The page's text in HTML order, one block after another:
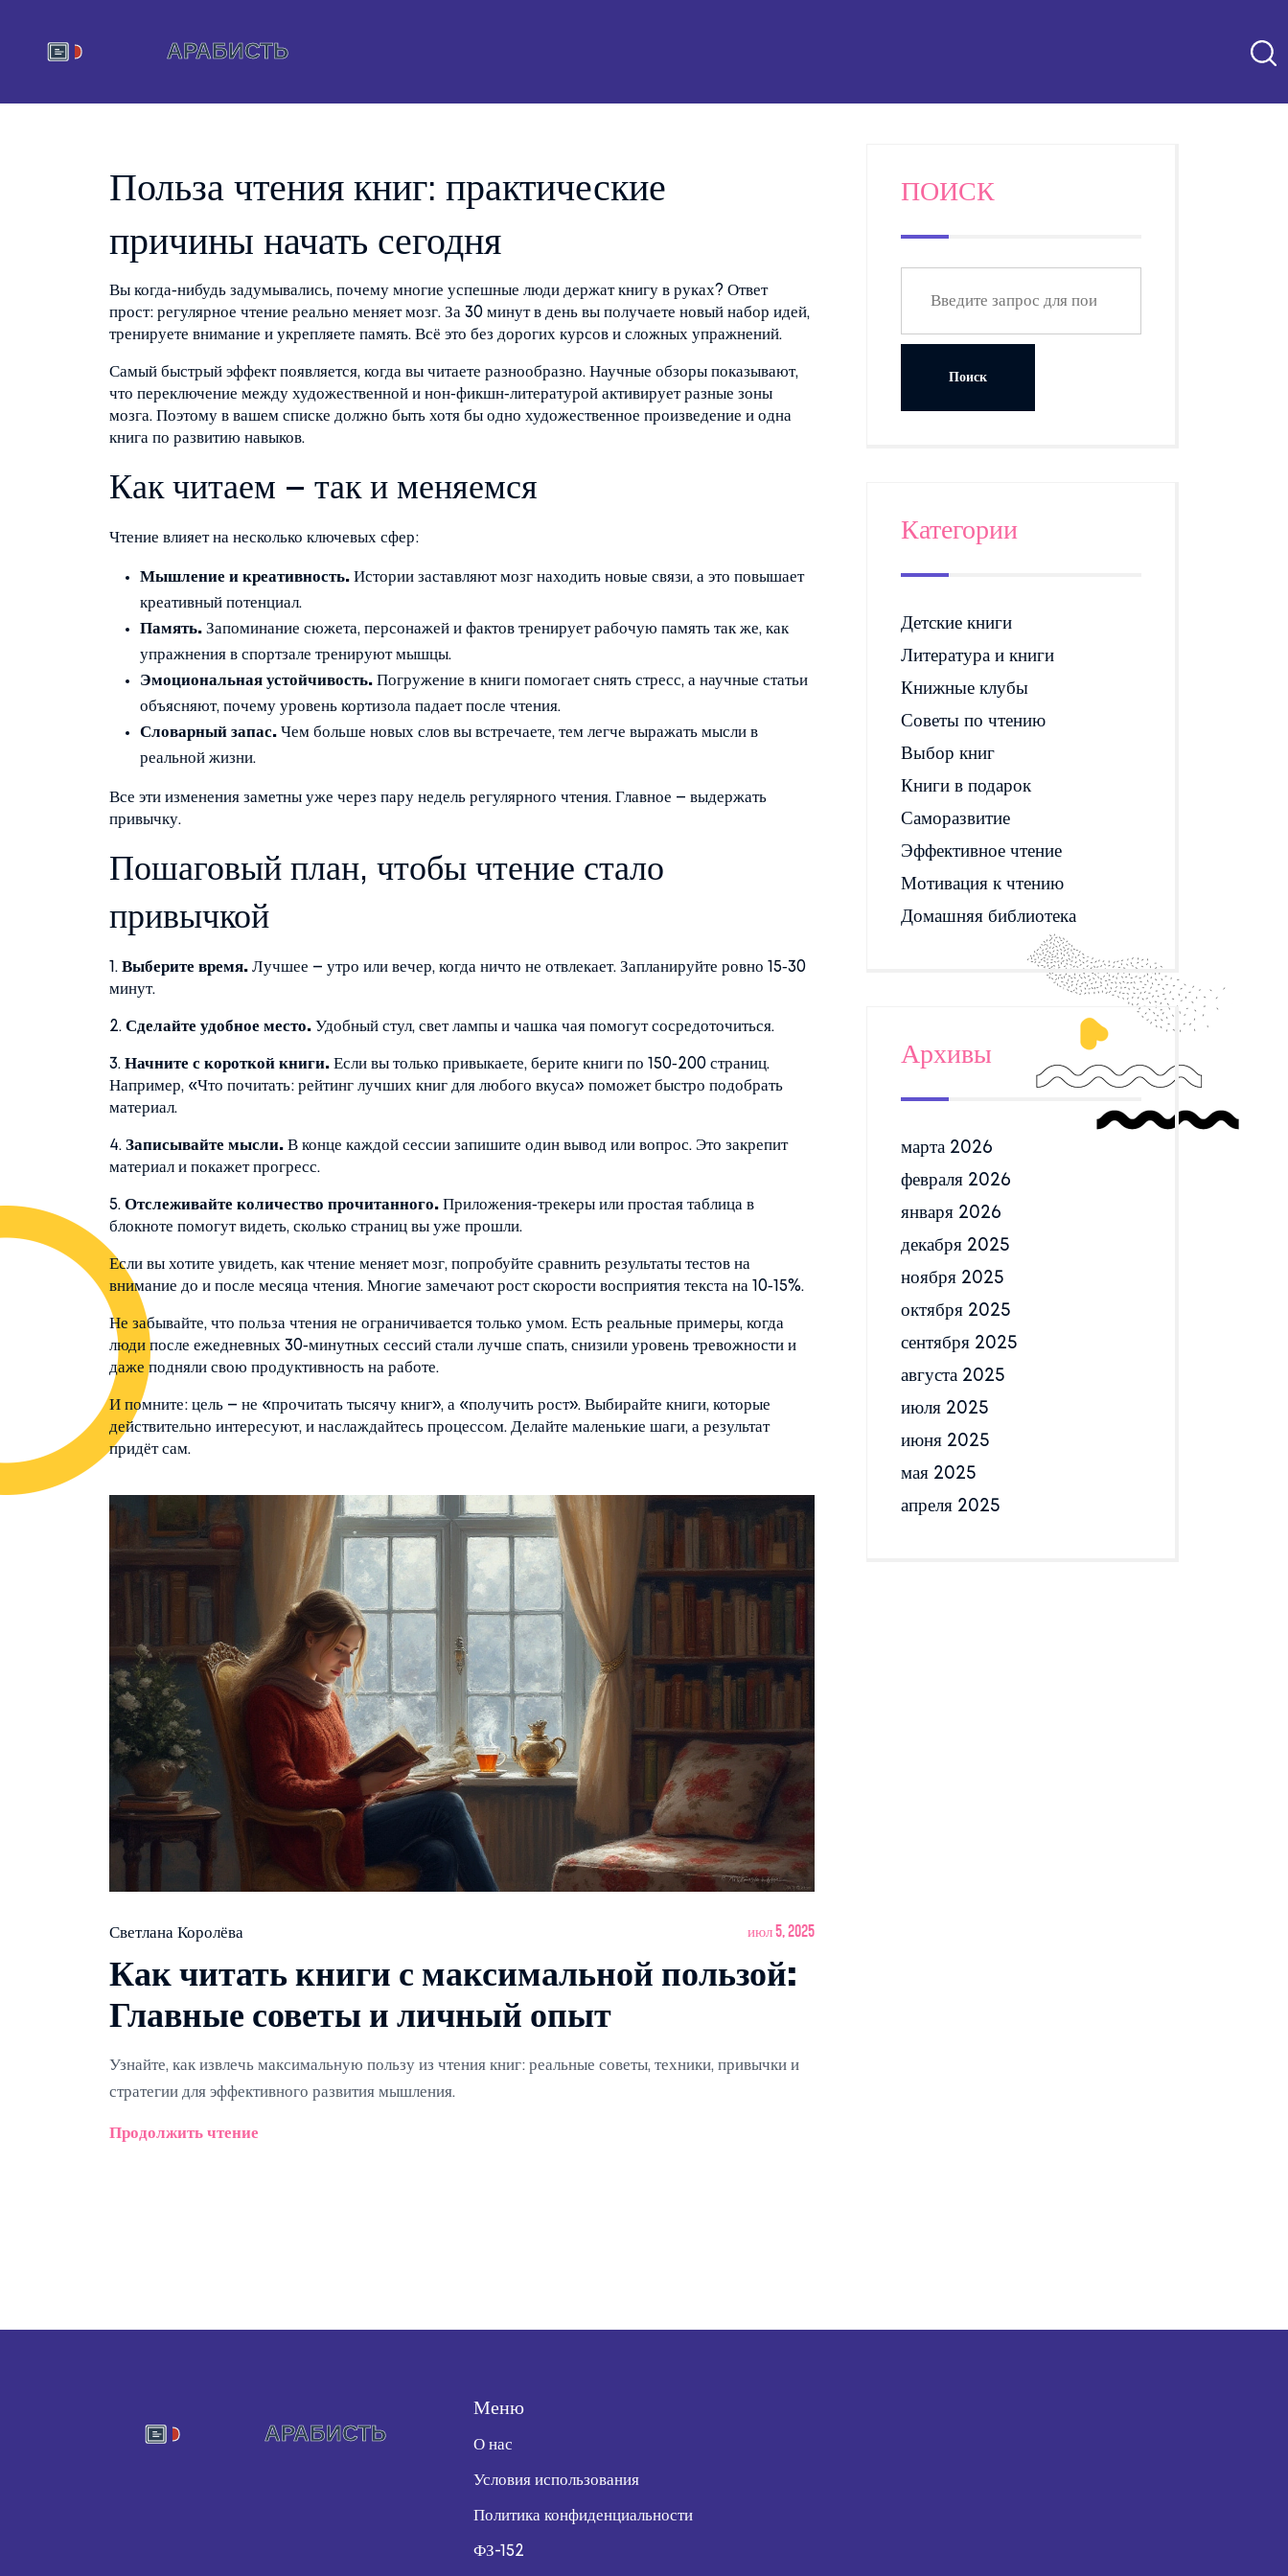
Польза чтения книг: практические
причины начать сегодня
Вы когда‑нибудь задумывались, почему многие успешные люди держат книгу в руках? Ответ
прост: регулярное чтение реально меняет мозг. За 30 минут в день вы получаете новый набор идей,
тренируете внимание и укрепляете память. Всё это без дорогих курсов и сложных упражнений.
Самый быстрый эффект появляется, когда вы читаете разнообразно. Научные обзоры показывают,
что переключение между художественной и нон‑фикшн‑литературой активирует разные зоны
мозга. Поэтому в вашем списке должно быть хотя бы одно художественное произведение и одна
книга по развитию навыков.
Как читаем – так и меняемся
Чтение влияет на несколько ключевых сфер:
Мышление и креативность. Истории заставляют мозг находить новые связи, а это повышает
креативный потенциал.
Память. Запоминание сюжета, персонажей и фактов тренирует рабочую память так же, как
упражнения в спортзале тренируют мышцы.
Эмоциональная устойчивость. Погружение в книги помогает снять стресс, а научные статьи
объясняют, почему уровень кортизола падает после чтения.
Словарный запас. Чем больше новых слов вы встречаете, тем легче выражать мысли в
реальной жизни.
Все эти изменения заметны уже через пару недель регулярного чтения. Главное – выдержать
привычку.
Пошаговый план, чтобы чтение стало
привычкой
1. Выберите время. Лучшее – утро или вечер, когда ничто не отвлекает. Запланируйте ровно 15‑30
минут.
2. Сделайте удобное место. Удобный стул, свет лампы и чашка чая помогут сосредоточиться.
3. Начните с короткой книги. Если вы только привыкаете, берите книги по 150‑200 страниц.
Например, «Что почитать: рейтинг лучших книг для любого вкуса» поможет быстро подобрать
материал.
4. Записывайте мысли. В конце каждой сессии запишите один вывод или вопрос. Это закрепит
материал и покажет прогресс.
5. Отслеживайте количество прочитанного. Приложения‑трекеры или простая таблица в
блокноте помогут видеть, сколько страниц вы уже прошли.
Если вы хотите увидеть, как чтение меняет мозг, попробуйте сравнить результаты тестов на
внимание до и после месяца чтения. Многие замечают рост скорости восприятия текста на 10‑15%.
Не забывайте, что польза чтения не ограничивается только умом. Есть реальные примеры, когда
люди после ежедневных 30‑минутных сессий стали лучше спать, снизили уровень тревожности и
даже подняли свою продуктивность на работе.
И помните: цель – не «прочитать тысячу книг», а «получить рост». Выбирайте книги, которые
действительно интересуют, и наслаждайтесь процессом. Делайте маленькие шаги, а результат
придёт сам.
Светлана Королёва июл 5, 2025
Как читать книги с максимальной пользой:
Главные советы и личный опыт
Узнайте, как извлечь максимальную пользу из чтения книг: реальные советы, техники, привычки и
стратегии для эффективного развития мышления.
Продолжить чтение
ПОИСК
Категории
Детские книги
Литература и книги
Книжные клубы
Советы по чтению
Выбор книг
Книги в подарок
Саморазвитие
Эффективное чтение
Мотивация к чтению
Домашняя библиотека
Архивы
марта 2026
февраля 2026
января 2026
декабря 2025
ноября 2025
октября 2025
сентября 2025
августа 2025
июля 2025
июня 2025
мая 2025
апреля 2025
Меню
О нас
Условия использования
Политика конфиденциальности
ФЗ-152